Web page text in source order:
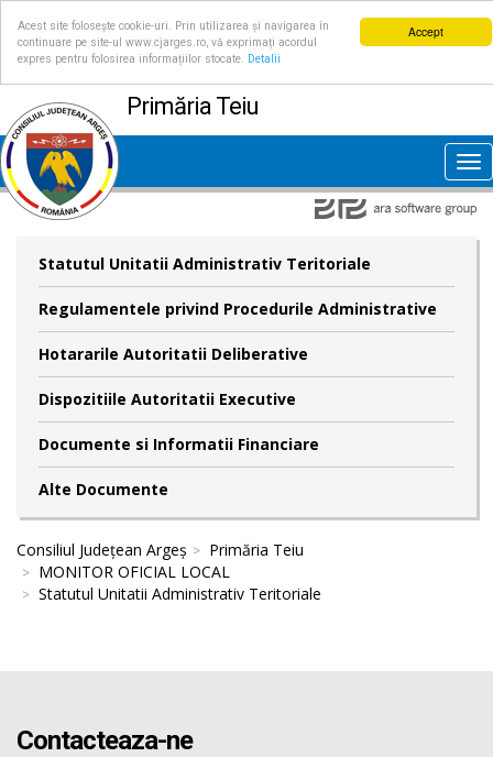
Accept
Acest site folosește cookie-uri. Prin utilizarea și navigarea în
continuare pe site-ul www.cjarges.ro, vă exprimați acordul
expres pentru folosirea informațiilor stocate.
Detalii
Primăria Teiu
Statutul Unitatii Administrativ Teritoriale
Regulamentele privind Procedurile Administrative
Hotararile Autoritatii Deliberative
Dispozitiile Autoritatii Executive
Documente si Informatii Financiare
Alte Documente
Consiliul Județean Argeș
Primăria Teiu
MONITOR OFICIAL LOCAL
Statutul Unitatii Administrativ Teritoriale
Contacteaza-ne